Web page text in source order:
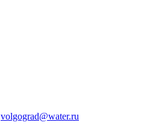
volgograd@water.ru